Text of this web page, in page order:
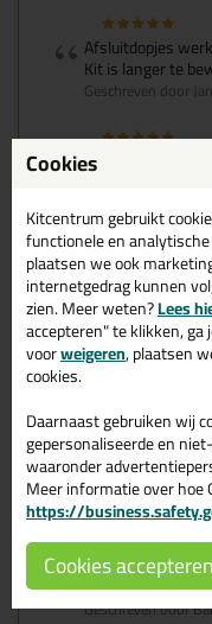
Afsluitdopjes
Kit is langer te
Geschreven door
Dit is
tijd bewaren
Afsluitdopjes en
verpakt.
Professionele
gaan ik hier
Geschreven door
Prima product
tuit hard wordt .
Geschreven door
Werkt prima om
afsluitbaar tuitje
dopjes nou echt
Geschreven door
Cookies
Kitcentrum gebruikt
functionele en
plaatsen we ook
internetgedrag kunnen
zien. Meer weten?Lees
accepteren" te klikken, ga
voorweigeren, plaatsen
cookies.
Daarnaast gebruiken wij
gepersonaliseerde en
waaronder
Meer informatie over hoe
https://
Cookies accepteren